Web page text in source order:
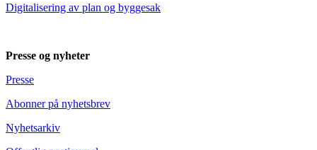
Digitalisering av plan og byggesak
Presse og nyheter
Presse
Abonner på nyhetsbrev
Nyhetsarkiv